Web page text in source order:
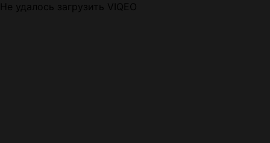
Не удалось загрузить VIQEO